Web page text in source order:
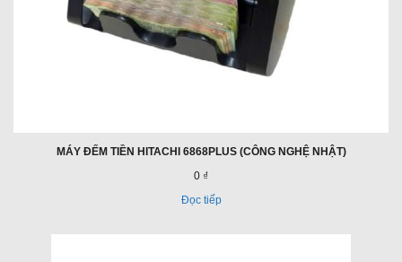
MÁY ĐẾM TIỀN HITACHI 6868PLUS (CÔNG NGHỆ NHẬT)
0 ₫
Đọc tiếp